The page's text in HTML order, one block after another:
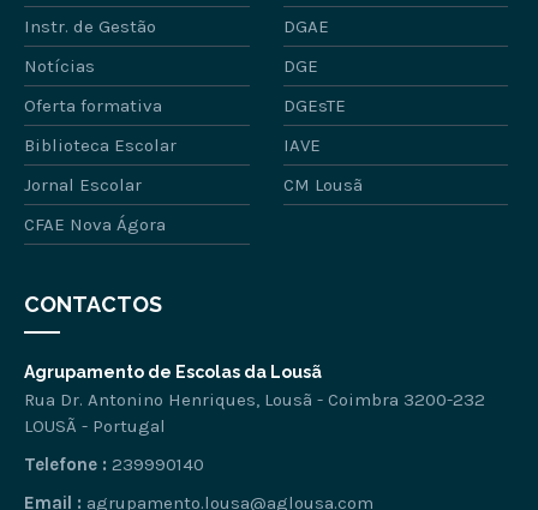
Instr. de Gestão
DGAE
Notícias
DGE
Oferta formativa
DGEsTE
Biblioteca Escolar
IAVE
Jornal Escolar
CM Lousã
CFAE Nova Ágora
CONTACTOS
Agrupamento de Escolas da Lousã
Rua Dr. Antonino Henriques, Lousã - Coimbra 3200-232
LOUSÃ - Portugal
Telefone : 239990140
Email : agrupamento.lousa@aglousa.com